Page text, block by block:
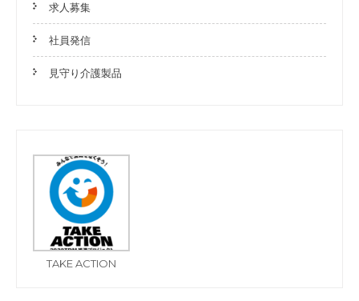
求人募集
社員発信
見守り介護製品
TAKE ACTION